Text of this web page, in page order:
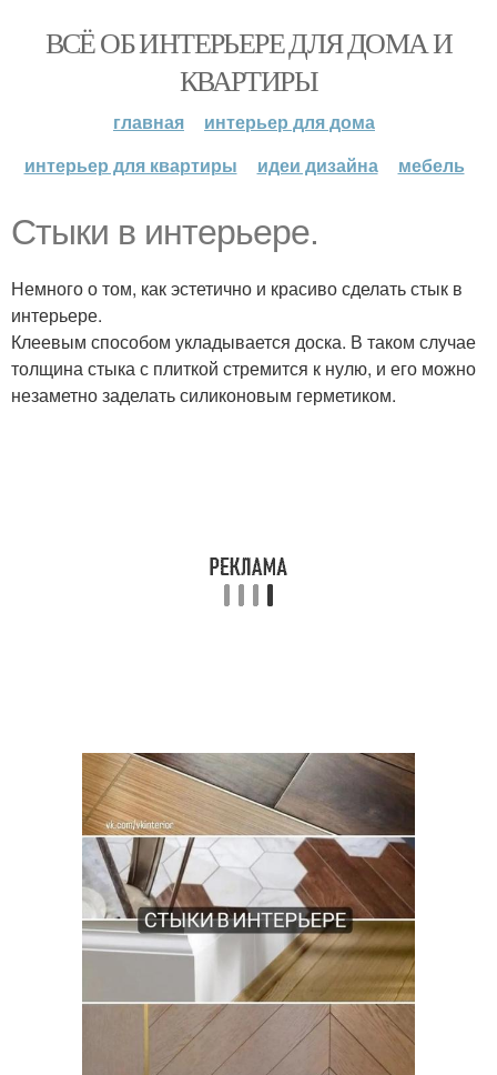
ВСЁ ОБ ИНТЕРЬЕРЕ ДЛЯ ДОМА И
КВАРТИРЫ
главная
интерьер для дома
интерьер для квартиры
идеи дизайна мебель
Стыки в интерьере.
Немного о том, как эстетично и красиво сделать стык в
интерьере.
Клеевым способом укладывается доска. В таком случае
толщина стыка с плиткой стремится к нулю, и его можно
незаметно заделать силиконовым герметиком.